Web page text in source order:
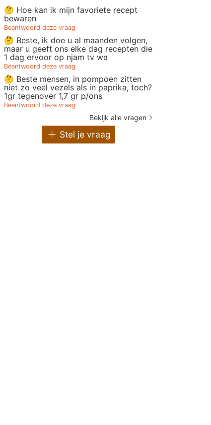
🤔 Hoe kan ik mijn favoriete recept
bewaren
Beantwoord deze vraag
🤔 Beste, ik doe u al maanden volgen,
maar u geeft ons elke dag recepten die
1 dag ervoor op njam tv wa
Beantwoord deze vraag
🤔 Beste mensen, in pompoen zitten
niet zo veel vezels als in paprika, toch?
1gr tegenover 1,7 gr p/ons
Beantwoord deze vraag
Bekijk alle vragen
Stel je vraag